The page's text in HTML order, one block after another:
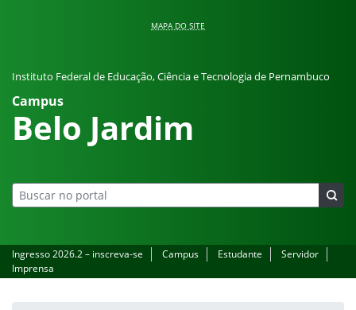
MAPA DO SITE
Instituto Federal de Educação, Ciência e Tecnologia de Pernambuco
Campus
Belo Jardim
Ingresso 2026.2 – inscreva-se Campus Estudante
Servidor
Imprensa